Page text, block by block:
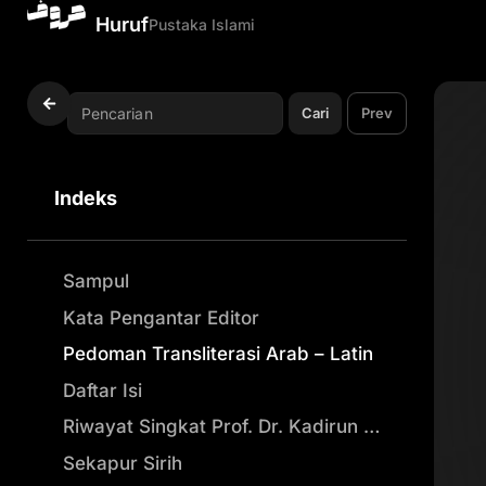
HurufPustaka Islami
Cari Prev
Indeks
Sampul
Kata Pengantar Editor
Pedoman Transliterasi Arab – Latin
Daftar Isi
Riwayat Singkat Prof. Dr. Kadirun Yahya
Sekapur Sirih